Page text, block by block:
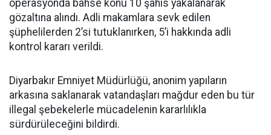
operasyonda bahse konu 10 şahıs yakalanarak
gözaltına alındı. Adli makamlara sevk edilen
şüphelilerden 2’si tutuklanırken, 5’i hakkında adli
kontrol kararı verildi.
Diyarbakır Emniyet Müdürlüğü, anonim yapıların
arkasına saklanarak vatandaşları mağdur eden bu tür
illegal şebekelerle mücadelenin kararlılıkla
sürdürüleceğini bildirdi.